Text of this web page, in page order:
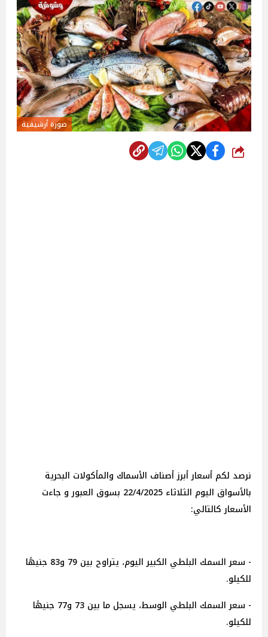
صورة أرشيفية
شارك
‎نرصد لكم أسعار أبرز أصناف الأسماك والمأكولات البحرية
بالأسواق اليوم الثلاثاء 22/4/2025 بسوق العبور و جاءت
الأسعار كالتالي:
- سعر السمك البلطي الكبير اليوم، يتراوح بين 79 و83 جنيهًا
للكيلو.
- سعر السمك البلطي الوسط، يسجل ما بين 73 و77 جنيهًا
للكيلو.